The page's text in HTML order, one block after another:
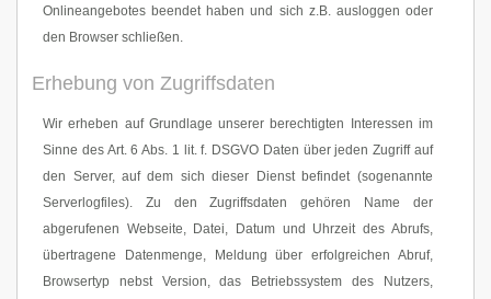
Onlineangebotes beendet haben und sich z.B. ausloggen oder
den Browser schließen.
Erhebung von Zugriffsdaten
Wir erheben auf Grundlage unserer berechtigten Interessen im
Sinne des Art. 6 Abs. 1 lit. f. DSGVO Daten über jeden Zugriff auf
den Server, auf dem sich dieser Dienst befindet (sogenannte
Serverlogfiles). Zu den Zugriffsdaten gehören Name der
abgerufenen Webseite, Datei, Datum und Uhrzeit des Abrufs,
übertragene Datenmenge, Meldung über erfolgreichen Abruf,
Browsertyp nebst Version, das Betriebssystem des Nutzers,